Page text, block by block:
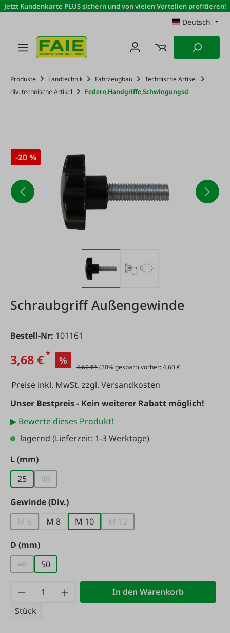
Zum Hauptinhalt springen
Jetzt Kundenkarte PLUS sichern und von vielen Vorteilen profitieren!
Deutsch
Produkte Landtechnik Fahrzeugbau
Technische Artikel
div. technische Artikel
Federn,Handgriffe,Schwingungsd
-20 %
Schraubgriff Außengewinde
Bestell-Nr: 101161
3,68 €* %
4,60 €*(20% gespart) vorher: 4,60 €
Preise inkl. MwSt. zzgl. Versandkosten
Unser Bestpreis - Kein weiterer Rabatt möglich!
▶ Bewerte dieses Produkt!
lagernd (Lieferzeit: 1-3 Werktage)
L (mm)auswählen
25
40(Diese Option ist zurzeit nicht verfügbar.)
Gewinde (Div.)auswählen
M 6(Diese Option ist zurzeit nicht verfügbar.)
M 8 M 10 M 12(Diese Option ist zurzeit nicht
D (mm)auswählen
40(Diese Option ist zurzeit nicht verfügbar.)
50
Produkt Anzahl: Gib den gewünschten
Stück
In den Warenkorb